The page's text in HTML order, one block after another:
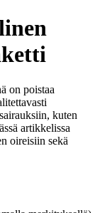
on poistaa
kuten
artikkelissa
oireisiin sekä